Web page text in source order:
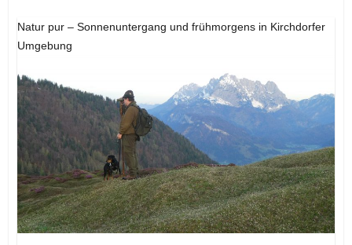
Natur pur – Sonnenuntergang und frühmorgens in Kirchdorfer
Umgebung